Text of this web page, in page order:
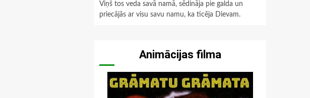
Viņš tos veda savā namā, sēdināja pie galda un
priecājās ar visu savu namu, ka ticēja Dievam.
Animācijas filma